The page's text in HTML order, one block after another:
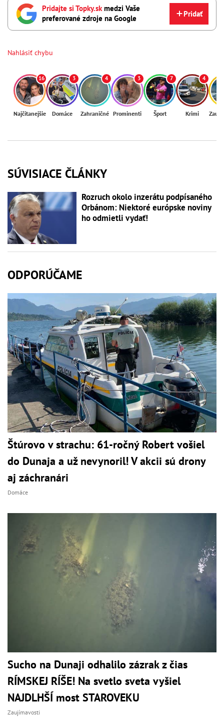
Pridajte si Topky.skmedzi Vaše
preferované zdroje na Google
Pridať
Nahlásiť chybu
16
Najčítanejšie
3
Domáce
4
Zahraničné
3
Prominenti
7
Šport
4
Krimi
SÚVISIACE ČLÁNKY
Rozruch okolo inzerátu podpísaného
Orbánom: Niektoré európske noviny
ho odmietli vydať!
ODPORÚČAME
Štúrovo v strachu: 61-ročný Robert vošiel
do Dunaja a už nevynoril! V akcii sú drony
aj záchranári
Domáce
Sucho na Dunaji odhalilo zázrak z čias
RÍMSKEJ RÍŠE! Na svetlo sveta vyšiel
NAJDLHŠÍ most STAROVEKU
Zaujímavosti